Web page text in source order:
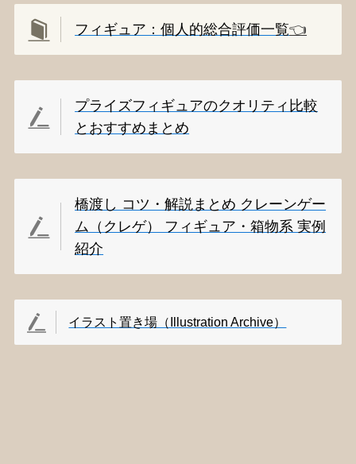
フィギュア：個人的総合評価一覧👈️
プライズフィギュアのクオリティ比較
とおすすめまとめ
橋渡し コツ・解説まとめ クレーンゲー
ム（クレゲ） フィギュア・箱物系 実例
紹介
イラスト置き場（Illustration Archive）